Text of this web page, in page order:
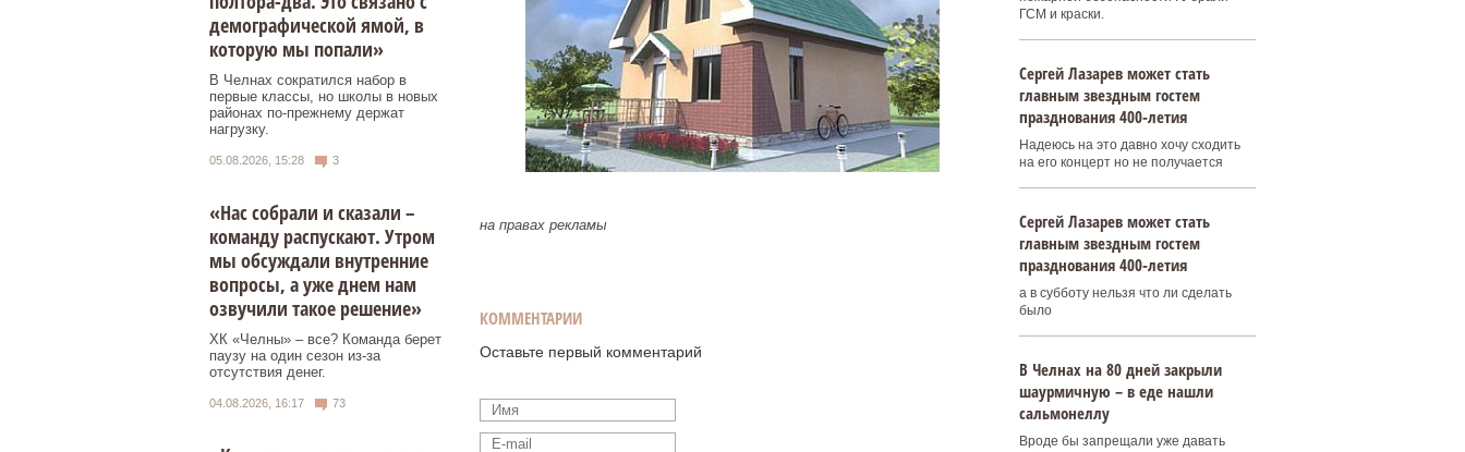
демографической ямой, в
которую мы попали»
В Челнах сократился набор в
первые классы, но школы в новых
районах по-прежнему держат
нагрузку.
05.08.2026, 15:28 3
«Нас собрали и сказали –
команду распускают. Утром
мы обсуждали внутренние
вопросы, а уже днем нам
озвучили такое решение»
ХК «Челны» – все? Команда берет
паузу на один сезон из-за
отсутствия денег.
04.08.2026, 16:17 73
на правах рекламы
КОММЕНТАРИИ
Оставьте первый комментарий
ГСМ и краски.
Сергей Лазарев может стать
главным звездным гостем
празднования 400‑летия
Надеюсь на это давно хочу сходить
на его концерт но не получается
Сергей Лазарев может стать
главным звездным гостем
празднования 400‑летия
а в субботу нельзя что ли сделать
было
В Челнах на 80 дней закрыли
шаурмичную – в еде нашли
сальмонеллу
Вроде бы запрещали уже давать